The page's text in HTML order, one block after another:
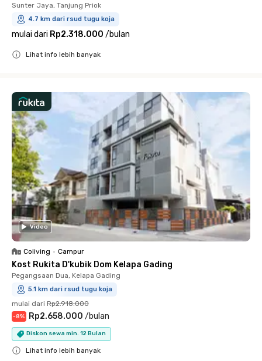
Sunter Jaya, Tanjung Priok
4.7 km dari rsud tugu koja
mulai dari Rp2.318.000 /bulan
Lihat info lebih banyak
Video
Coliving • Campur
Kost Rukita D'kubik Dom Kelapa Gading
Pegangsaan Dua, Kelapa Gading
5.1 km dari rsud tugu koja
mulai dari Rp2.918.000
-8% Rp2.658.000 /bulan
Diskon sewa min. 12 Bulan
Lihat info lebih banyak